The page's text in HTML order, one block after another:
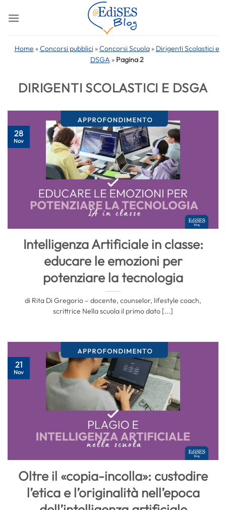
Home »Concorsi pubblici »Concorsi Scuola» Dirigenti Scolastici e
DSGA » Pagina 2
DIRIGENTI SCOLASTICI E DSGA
Intelligenza Artificiale in classe:
educare le emozioni per
potenziare la tecnologia
di Rita Di Gregorio – docente, counselor, lifestyle coach,
scrittrice Nella scuola il primo dato [...]
28
Nov
Oltre il «copia-incolla»: custodire
l’etica e l’originalità nell’epoca
21
Nov